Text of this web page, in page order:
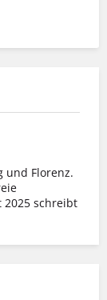
und Florenz.
2025 schreibt
ist.